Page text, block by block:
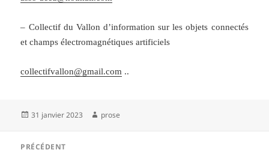
– Collectif du Vallon d’information sur les objets connectés
et champs électromagnétiques artificiels
collectifvallon@gmail.com ..
Publié
31 janvier 2023 Auteur
prose
PRÉCÉDENT